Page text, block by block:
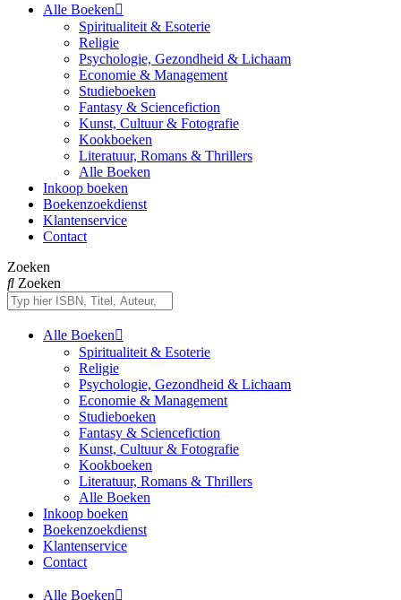
Alle Boeken
Spiritualiteit & Esoterie
Religie
Psychologie, Gezondheid & Lichaam
Economie & Management
Studieboeken
Fantasy & Sciencefiction
Kunst, Cultuur & Fotografie
Kookboeken
Literatuur, Romans & Thrillers
Alle Boeken
Inkoop boeken
Boekenzoekdienst
Klantenservice
Contact
Zoeken
Zoeken
Alle Boeken
Spiritualiteit & Esoterie
Religie
Psychologie, Gezondheid & Lichaam
Economie & Management
Studieboeken
Fantasy & Sciencefiction
Kunst, Cultuur & Fotografie
Kookboeken
Literatuur, Romans & Thrillers
Alle Boeken
Inkoop boeken
Boekenzoekdienst
Klantenservice
Contact
Alle Boeken